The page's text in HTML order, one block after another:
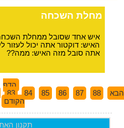
מחלת השכחה
איש אחד שסובל ממחלת
האיש: דוקטור אתה יכול לעזור
אתה סובל מזה האיש: ממה??
הדף
הבא
83 84 85 86 87
88
הקודם
תקנון